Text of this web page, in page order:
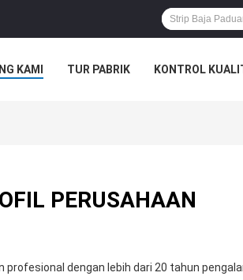
KAMI TUR PABRIK KONTROL
PERUSAHAAN
dengan lebih dari 20 tahun